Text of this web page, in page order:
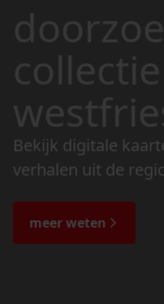
Bekijk digitale
verhalen uit de
de bijzondere
meer weten